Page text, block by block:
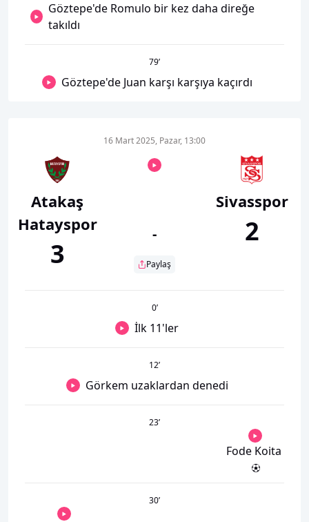
Göztepe'de Romulo bir kez daha direğe
takıldı
79’
Göztepe'de Juan karşı karşıya kaçırdı
Atakaş
Hatayspor
3
16 Mart 2025, Pazar, 13:00
-
Paylaş
Sivasspor
2
0’
İlk 11'ler
12’
Görkem uzaklardan denedi
23’
Fode Koita
30’